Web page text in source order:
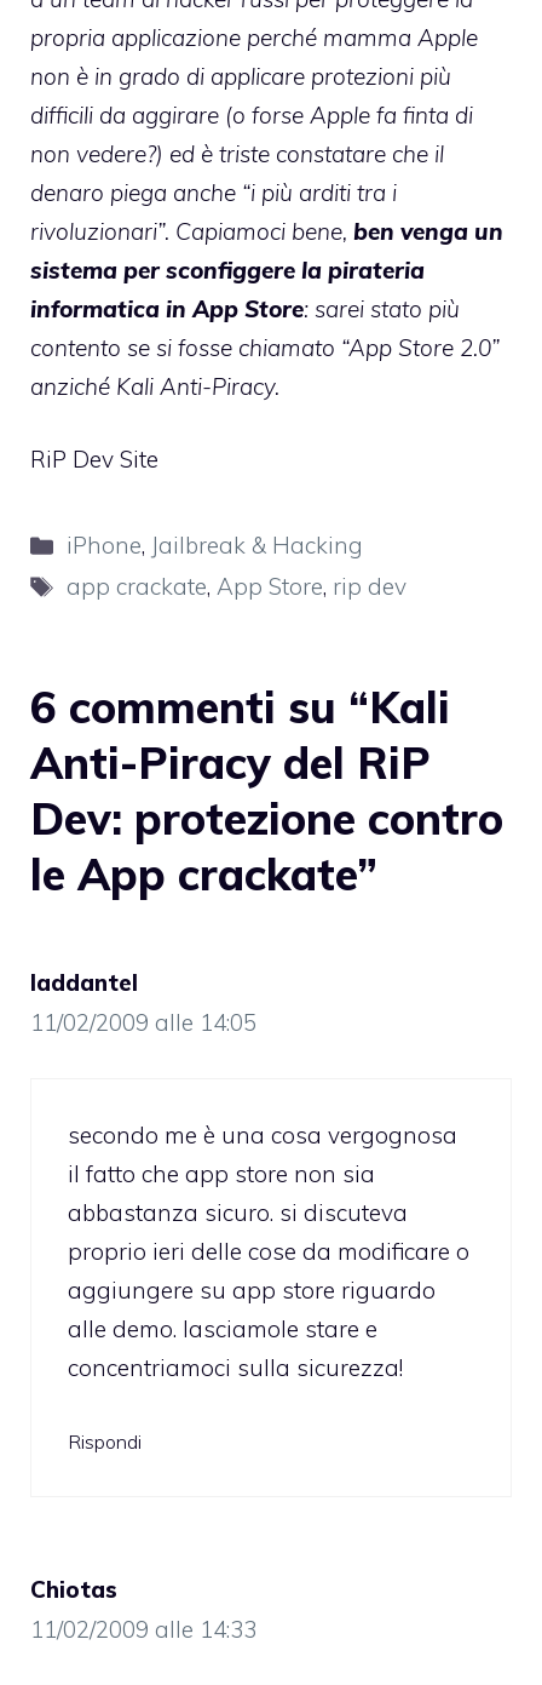
propria applicazione perché mamma Apple
non è in grado di applicare protezioni più
difficili da aggirare (o forse Apple fa finta di
non vedere?) ed è triste constatare che il
denaro piega anche “i più arditi tra i
rivoluzionari”. Capiamoci bene, ben venga un
sistema per sconfiggere la pirateria
informatica in App Store: sarei stato più
contento se si fosse chiamato “App Store 2.0”
anziché Kali Anti-Piracy.
RiP Dev Site
Categorie
iPhone, Jailbreak & Hacking
Tag
app crackate,App Store, rip dev
6 commenti su “Kali
Anti-Piracy del RiP
Dev: protezione contro
le App crackate”
laddantel
11/02/2009 alle 14:05
secondo me è una cosa vergognosa
il fatto che app store non sia
abbastanza sicuro. si discuteva
proprio ieri delle cose da modificare o
aggiungere su app store riguardo
alle demo. lasciamole stare e
concentriamoci sulla sicurezza!
Rispondi
Chiotas
11/02/2009 alle 14:33